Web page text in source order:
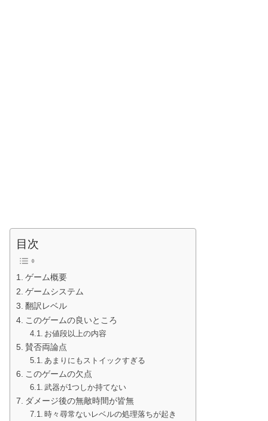
目次
ゲーム概要
ゲームシステム
翻訳レベル
このゲームの良いところ
お値段以上の内容
賛否両論点
あまりにもストイックすぎる
このゲームの欠点
武器が1つしか持てない
ダメージ後の無敵時間が皆無
時々尋常ないレベルの処理落ちが起き